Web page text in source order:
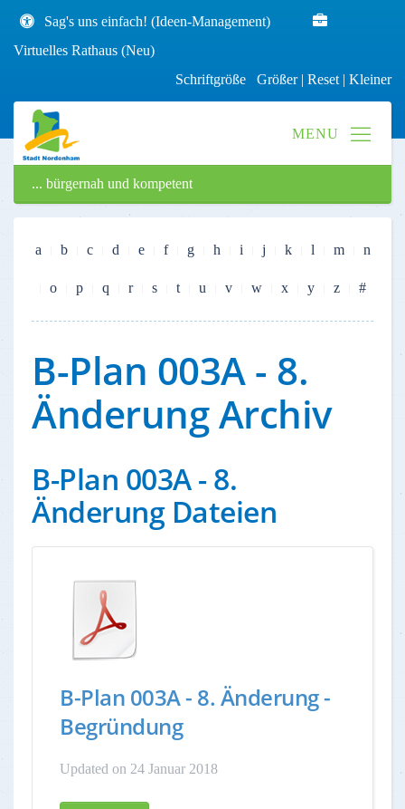
Sag's uns einfach! (Ideen-Management)
Virtuelles Rathaus (Neu)
Schriftgröße Größer| Reset | Kleiner
... bürgernah und kompetent
a b c d e f g h i j k l m n
o p q r s t u v w x y z #
B-Plan 003A - 8.
Änderung Archiv
B-Plan 003A - 8.
Änderung Dateien
B-Plan 003A - 8. Änderung -
Begründung
Updated on 24 Januar 2018